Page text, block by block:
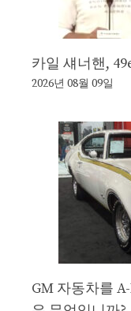
카일 섀너핸,
2026년 08월 09일
GM 자동차를